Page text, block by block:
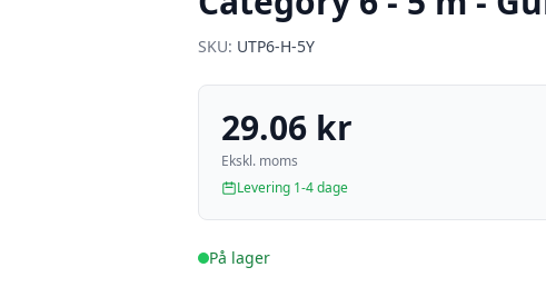
SKU: UTP6-H-5Y
29.06 kr
Ekskl. moms
Levering 1-4 dage
På lager